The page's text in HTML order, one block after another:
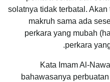
solatnya tidak terbatal.
makruh sama ada
perkara yang mubah
perkara
Kata Imam Al-
bahawasanya